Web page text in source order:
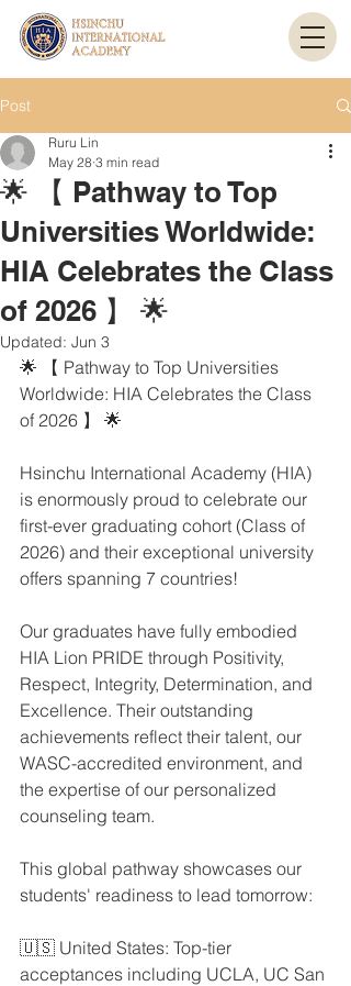
Post
🌟 【 Pathway to Top
Universities Worldwide:
HIA Celebrates the Class
of 2026 】 🌟
Ruru Lin
May 28 3 min read
Updated: Jun 3
🌟 【 Pathway to Top Universities
Worldwide: HIA Celebrates the Class
of 2026 】 🌟
Hsinchu International Academy (HIA)
is enormously proud to celebrate our
first-ever graduating cohort (Class of
2026) and their exceptional university
offers spanning 7 countries!
Our graduates have fully embodied
HIA Lion PRIDE through Positivity,
Respect, Integrity, Determination, and
Excellence. Their outstanding
achievements reflect their talent, our
WASC-accredited environment, and
the expertise of our personalized
counseling team.
This global pathway showcases our
students' readiness to lead tomorrow:
🇺🇸 United States: Top-tier
acceptances including UCLA, UC San